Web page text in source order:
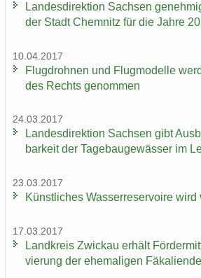
Lan­des­di­rek­ti­on Sach­sen
der Stadt Chem­nitz für die Jahre
10.04.2017
Flug­droh­nen und Flug­mo­del­le
des Rechts ge­nom­men
24.03.2017
Lan­des­di­rek­ti­on Sach­sen gibt
bar­keit der Ta­ge­bau­ge­wäs­ser im
23.03.2017
Künst­li­ches Was­ser­re­ser­voi­re wird
17.03.2017
Land­kreis Zwi­ckau er­hält
vie­rung der ehe­ma­li­gen